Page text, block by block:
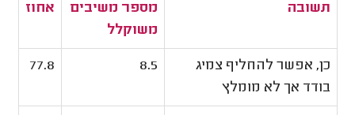
תשובה
מספר משיבים
משוקלל
אחוז
כן, אפשר להחליף צמיג
בודד אך לא מומלץ
8.5
77.8